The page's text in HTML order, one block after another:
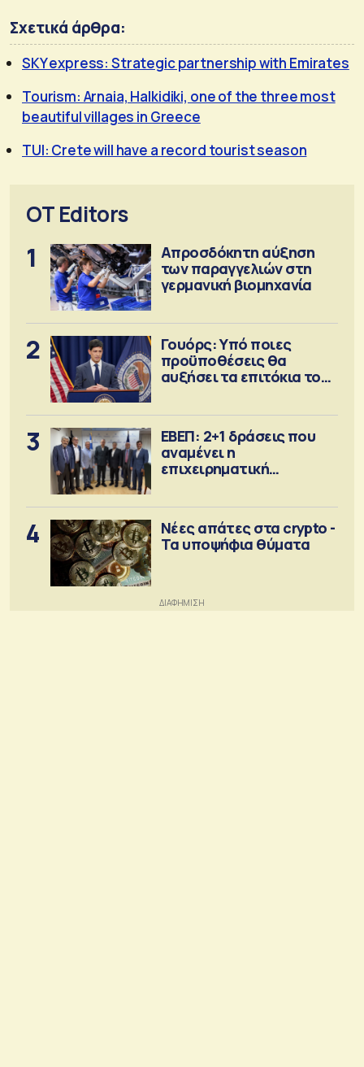
Σχετικά άρθρα:
SKY express: Strategic partnership with Emirates
Tourism: Arnaia, Halkidiki, one of the three most
beautiful villages in Greece
TUI: Crete will have a record tourist season
OT Editors
1
Απροσδόκητη αύξηση
των παραγγελιών στη
γερμανική βιομηχανία
2
Γουόρς: Υπό ποιες
προϋποθέσεις θα
αυξήσει τα επιτόκια τον
3
ΕΒΕΠ: 2+1 δράσεις που
αναμένει η
επιχειρηματική
4
Νέες απάτες στα crypto -
Τα υποψήφια θύματα